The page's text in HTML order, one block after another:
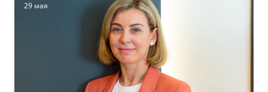
29 мая